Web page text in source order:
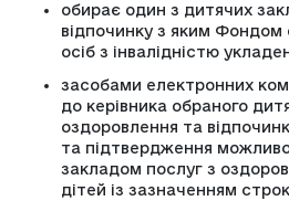
обирає один з дитячих
відпочинку з яким Фондом
осіб з інвалідністю
засобами електронних
до керівника обраного
оздоровлення та
та підтвердження
закладом послуг з
дітей із зазначенням